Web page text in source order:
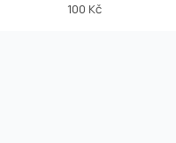
100 Kč